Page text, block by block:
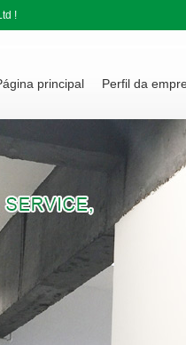
!
principal Perfil da